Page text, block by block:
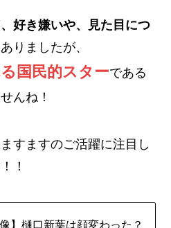
好き嫌いや、見た目につ
りましたが、
国民的スターである
んね！
すますのご活躍に注目し
！
像】樋口新葉は顔変わった？